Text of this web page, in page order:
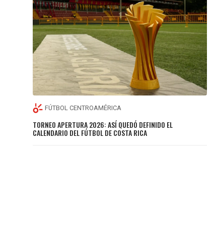
FÚTBOL CENTROAMÉRICA
TORNEO APERTURA 2026: ASÍ QUEDÓ DEFINIDO EL
CALENDARIO DEL FÚTBOL DE COSTA RICA